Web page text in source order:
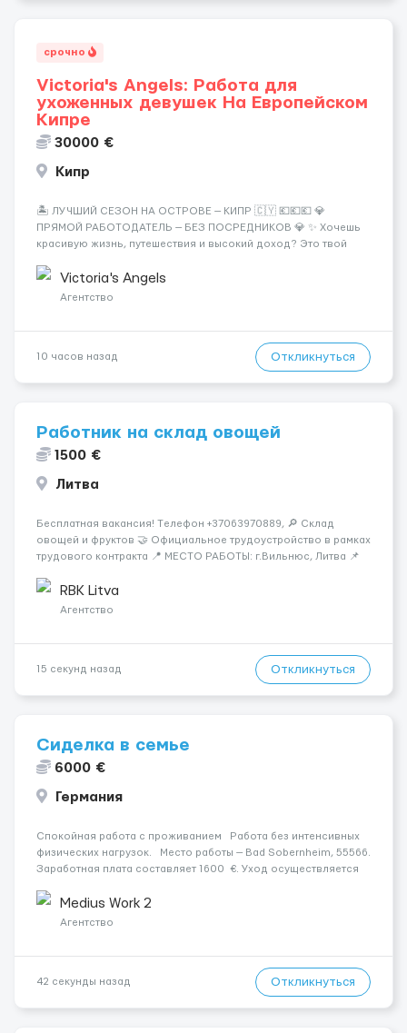
срочно
Victoria's Angels: Работа для
ухоженных девушек На Европейском
Кипре
30000 €
Кипр
🏝️ ЛУЧШИЙ СЕЗОН НА ОСТРОВЕ — КИПР 🇨🇾 💶💶💶 💎
ПРЯМОЙ РАБОТОДАТЕЛЬ — БЕЗ ПОСРЕДНИКОВ 💎 ✨ Хочешь
красивую жизнь, путешествия и высокий доход? Это твой
Опытная команда с годами практики — Стабильный поток
клиентов (без ...
Victoria's Angels
Агентство
10 часов назад Откликнуться
Работник на склад овощей
1500 €
Литва
Бесплатная вакансия! Tелефон +37063970889, 🔎 Склад
овощей и фруктов 🤝 Официальное трудоустройство в рамках
трудового контракта 📍 МЕСТО РАБОТЫ: г.Вильнюс, Литва 📌
- медкомиссия 30 евро (с ЗП) - работа в темпе - разговорный
русский...
RBK Litva
Агентство
15 секунд назад Откликнуться
Сиделка в семье
6000 €
Германия
Спокойная работа с проживанием Работа без интенсивных
физических нагрузок. Место работы — Bad Sobernheim, 55566.
Заработная плата составляет 1600 €. Уход осуществляется
(потрібна допомога при п...
Medius Work 2
Агентство
42 секунды назад Откликнуться